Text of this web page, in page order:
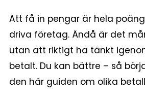
Att få in pengar är hela
driva företag. Ändå är det
utan att riktigt ha tänkt
betalt. Du kan bättre – så
den här guiden om olika